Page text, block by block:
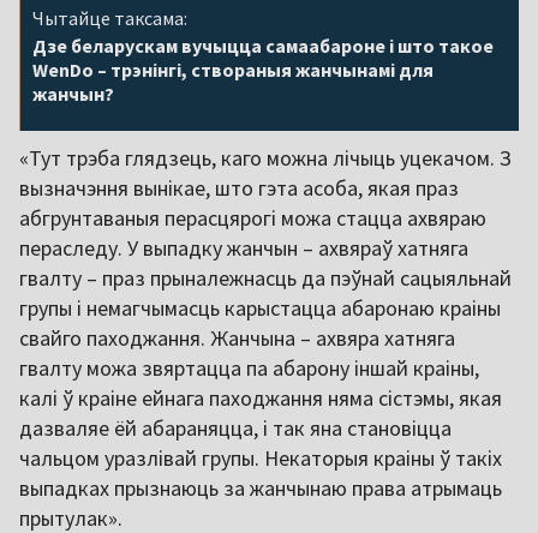
Чытайце таксама:
Дзе беларускам вучыцца самаабароне і што такое
WenDo – трэнінгі, створаныя жанчынамі для
жанчын?
«Тут трэба глядзець, каго можна лічыць уцекачом. З
вызначэння вынікае, што гэта асоба, якая праз
абгрунтаваныя перасцярогі можа стацца ахвяраю
пераследу. У выпадку жанчын – ахвяраў хатняга
гвалту – праз прыналежнасць да пэўнай сацыяльнай
групы і немагчымасць карыстацца абаронаю краіны
свайго паходжання. Жанчына – ахвяра хатняга
гвалту можа звяртацца па абарону іншай краіны,
калі ў краіне ейнага паходжання няма сістэмы, якая
дазваляе ёй абараняцца, і так яна становіцца
чальцом уразлівай групы. Некаторыя краіны ў такіх
выпадках прызнаюць за жанчынаю права атрымаць
прытулак».